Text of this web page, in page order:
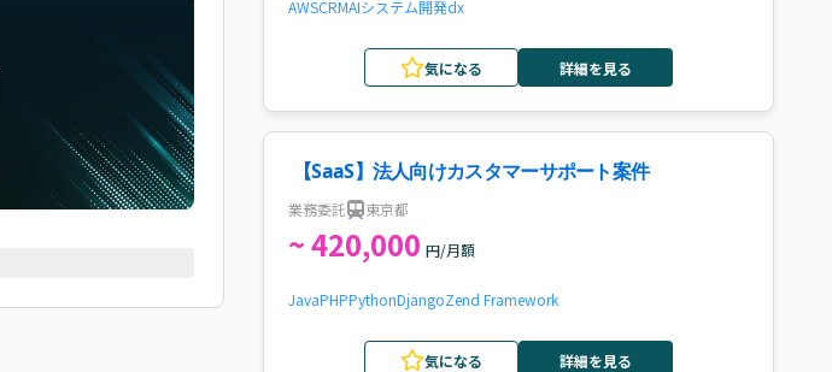
AWSCRMAIシステム開発dx
気になる 詳細を見る
【SaaS】法人向けカスタマーサポート案件
業務委託 東京都
~ 420,000 円/月額
JavaPHPPythonDjangoZend Framework
気になる 詳細を見る